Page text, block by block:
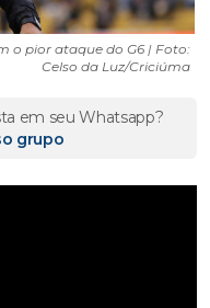
o pior ataque do G6 | Foto:
Celso da Luz/Criciúma
em seu Whatsapp?
grupo